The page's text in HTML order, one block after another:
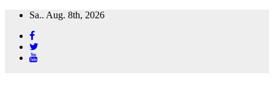
Zum
springen
Sa.. Aug. 8th, 2026